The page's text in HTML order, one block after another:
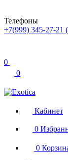
Телефоны
+7(999) 345-27-21
0
0
Кабинет
0
0